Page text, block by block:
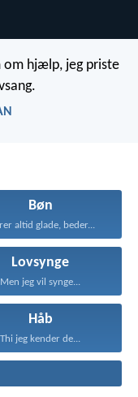
om hjælp, jeg priste
Bøn
altid glade, beder...
Lovsynge
Men jeg vil synge...
Håb
Thi jeg kender de...